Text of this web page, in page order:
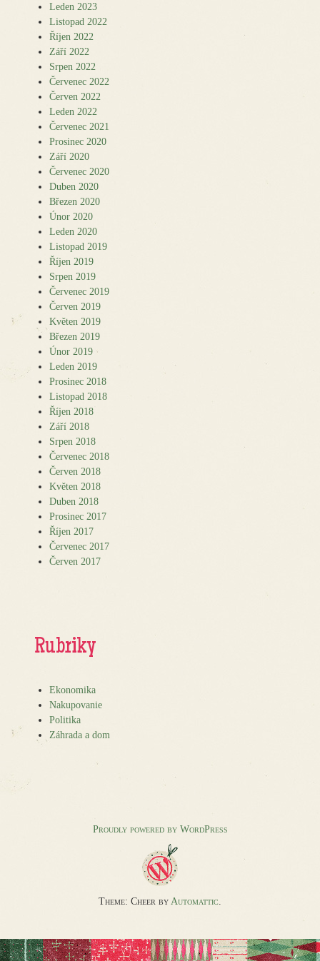
Leden 2023
Listopad 2022
Říjen 2022
Září 2022
Srpen 2022
Červenec 2022
Červen 2022
Leden 2022
Červenec 2021
Prosinec 2020
Září 2020
Červenec 2020
Duben 2020
Březen 2020
Únor 2020
Leden 2020
Listopad 2019
Říjen 2019
Srpen 2019
Červenec 2019
Červen 2019
Květen 2019
Březen 2019
Únor 2019
Leden 2019
Prosinec 2018
Listopad 2018
Říjen 2018
Září 2018
Srpen 2018
Červenec 2018
Červen 2018
Květen 2018
Duben 2018
Prosinec 2017
Říjen 2017
Červenec 2017
Červen 2017
Rubriky
Ekonomika
Nakupovanie
Politika
Záhrada a dom
Proudly powered by WordPress
Theme: Cheer by Automattic